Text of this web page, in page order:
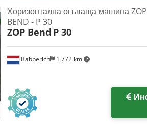
Babberich 1 772 km
Хоризонтална огъваща машина ZOP
BEND - P 30
ZOP Bend P 30